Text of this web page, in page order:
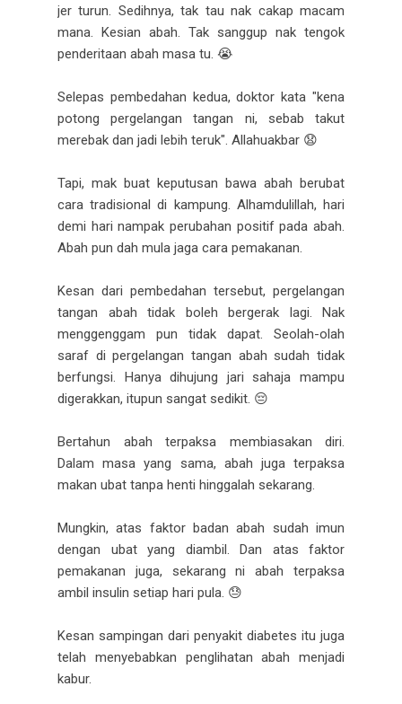
jer turun. Sedihnya, tak tau nak cakap macam
mana. Kesian abah. Tak sanggup nak tengok
penderitaan abah masa tu. 😭
Selepas pembedahan kedua, doktor kata "kena
potong pergelangan tangan ni, sebab takut
merebak dan jadi lebih teruk". Allahuakbar 😧
Tapi, mak buat keputusan bawa abah berubat
cara tradisional di kampung. Alhamdulillah, hari
demi hari nampak perubahan positif pada abah.
Abah pun dah mula jaga cara pemakanan.
Kesan dari pembedahan tersebut, pergelangan
tangan abah tidak boleh bergerak lagi. Nak
menggenggam pun tidak dapat. Seolah-olah
saraf di pergelangan tangan abah sudah tidak
berfungsi. Hanya dihujung jari sahaja mampu
digerakkan, itupun sangat sedikit. 😔
Bertahun abah terpaksa membiasakan diri.
Dalam masa yang sama, abah juga terpaksa
makan ubat tanpa henti hinggalah sekarang.
Mungkin, atas faktor badan abah sudah imun
dengan ubat yang diambil. Dan atas faktor
pemakanan juga, sekarang ni abah terpaksa
ambil insulin setiap hari pula. 😓
Kesan sampingan dari penyakit diabetes itu juga
telah menyebabkan penglihatan abah menjadi
kabur.